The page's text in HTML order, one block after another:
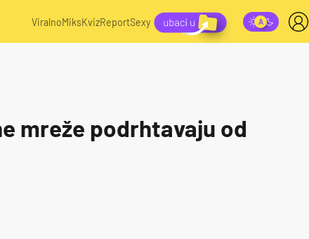
ViralnoMiksKvizReportSexy
mreže podrhtavaju od